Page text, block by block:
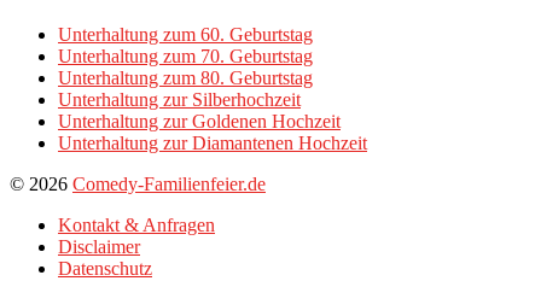
Unterhaltung zum 60. Geburtstag
Unterhaltung zum 70. Geburtstag
Unterhaltung zum 80. Geburtstag
Unterhaltung zur Silberhochzeit
Unterhaltung zur Goldenen Hochzeit
Unterhaltung zur Diamantenen Hochzeit
© 2026 Comedy-Familienfeier.de
Kontakt & Anfragen
Disclaimer
Datenschutz